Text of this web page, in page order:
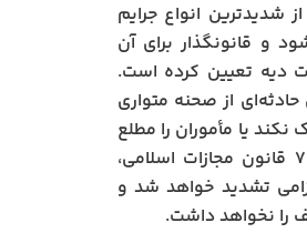
شدیدترین انواع جرایم
و قانونگذار برای آن
دیه تعیین کرده است.
از صحنه متواری
یا مأموران را مطلع
نسازد، مطابق ماده ۷۱۹ قانون مجازات اسلامی،
تشدید خواهد شد و
را نخواهد داشت.